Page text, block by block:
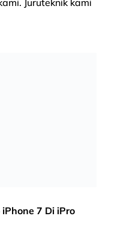
7 Di iPro